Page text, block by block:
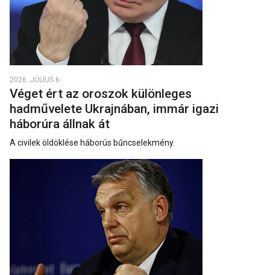
2026. JÚLIUS 6.
Véget ért az oroszok különleges
hadművelete Ukrajnában, immár igazi
háborúra állnak át
A civilek öldöklése háborús bűncselekmény.